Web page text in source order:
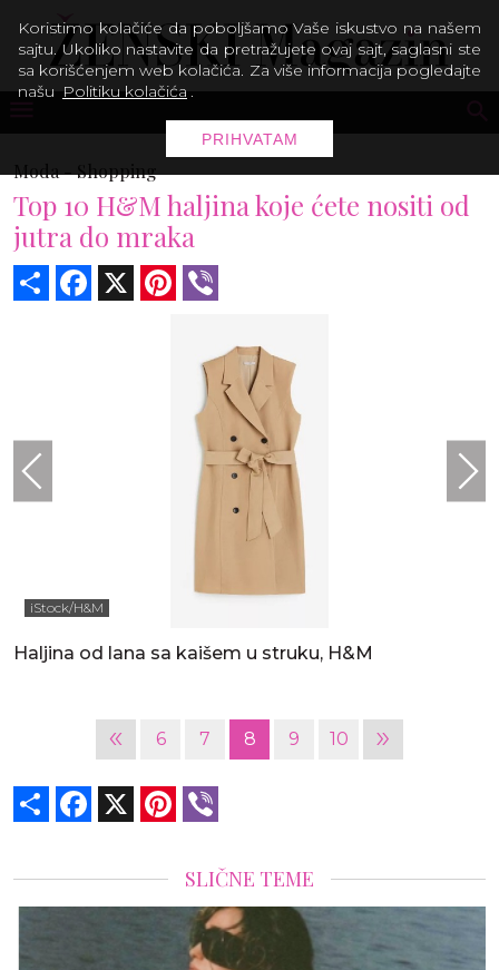
Moda -Shopping
Top 10 H&M haljina koje ćete nositi od
jutra do mraka
Share Facebook Pinterest
iStock/H&M
Haljina od lana sa kaišem u struku, H&M
« 6 7 8 9 10 »
Share Facebook Pinterest
SLIČNE TEME
Koristimo kolačiće da poboljšamo Vaše iskustvo na našem
sajtu. Ukoliko nastavite da pretražujete ovaj sajt, saglasni ste
sa korišćenjem web kolačića. Za više informacija pogledajte
našu Politiku kolačića .
PRIHVATAM